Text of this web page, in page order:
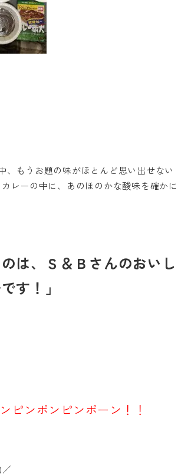
、もうお題の味がほとんど思い出せない
レーの中に、あのほのかな酸味を確かに
のは、Ｓ＆Ｂさんのおいし
す！」
ピンポンピンポーン！！
／